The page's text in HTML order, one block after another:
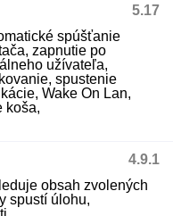
5.17
spúšťanie
zapnutie po
užívateľa,
spustenie
Wake On Lan,
koša,
4.9.1
obsah zvolených
spustí úlohu,